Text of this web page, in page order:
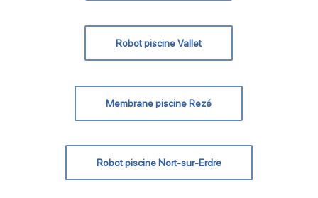
Robot piscine Vallet
Membrane piscine Rezé
Robot piscine Nort-sur-Erdre